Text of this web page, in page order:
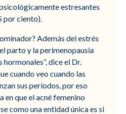
estresantes
por ciento).
Además del estrés
parto y la perimenopausia
dice el Dr.
cuando veo cuando las
sus períodos, por eso
en que el acné femenino
como una entidad única es si